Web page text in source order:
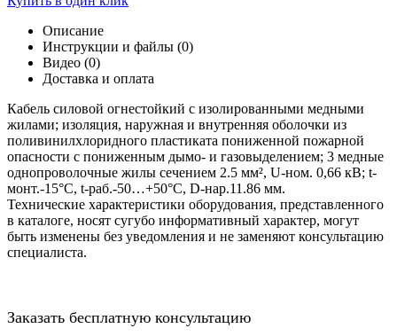
Описание
Инструкции и файлы (0)
Видео (0)
Доставка и оплата
Кабель силовой огнестойкий с изолированными медными
жилами; изоляция, наружная и внутренняя оболочки из
поливинилхлоридного пластиката пониженной пожарной
опасности c пониженным дымо- и газовыделением; 3 медные
однопроволочные жилы сечением 2.5 мм², U-ном. 0,66 кВ; t-
монт.-15°C, t-раб.-50…+50°C, D-нар.11.86 мм.
Технические характеристики оборудования, представленного
в каталоге, носят сугубо информативный характер, могут
быть изменены без уведомления и не заменяют консультацию
специалиста.
Заказать бесплатную консультацию